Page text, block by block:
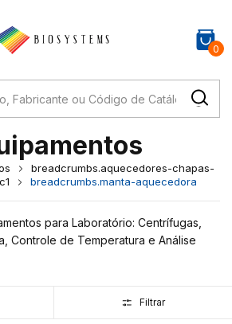
0
breadcrumbs.aquecedores-chapas-
breadcrumbs.manta-aquecedora
para Laboratório: Centrífugas,
Controle de Temperatura e Análise
Filtrar